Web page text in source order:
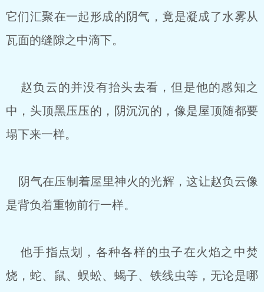
它们汇聚在一起形成的阴气，竟是凝成了水雾从
瓦面的缝隙之中滴下。
赵负云的并没有抬头去看，但是他的感知之
中，头顶黑压压的，阴沉沉的，像是屋顶随都要
塌下来一样。
阴气在压制着屋里神火的光辉，这让赵负云像
是背负着重物前行一样。
他手指点划，各种各样的虫子在火焰之中焚
烧，蛇、鼠、蜈蚣、蝎子、铁线虫等，无论是哪